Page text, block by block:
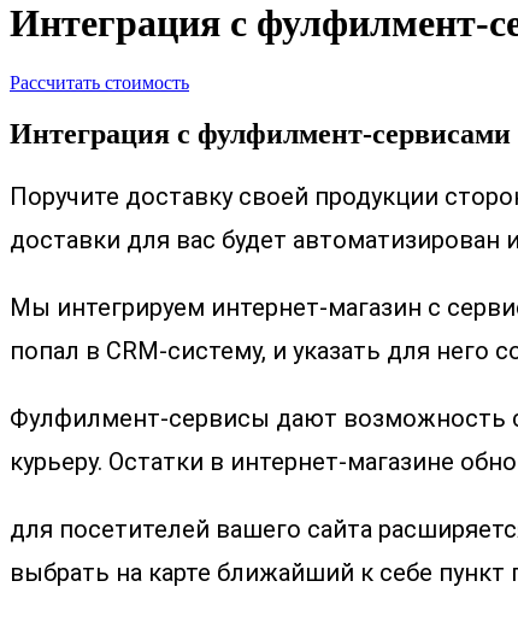
Интеграция с фулфилмент-
Рассчитать стоимость
Интеграция с фулфилмент-сервисами
Поручите доставку своей продукции
доставки для вас будет
Мы интегрируем интернет-магазин с
попал в CRM-систему, и указать для него
Фулфилмент-сервисы дают возможность
курьеру. Остатки в интернет-магазине
для посетителей вашего сайта
выбрать на карте ближайший к себе пункт